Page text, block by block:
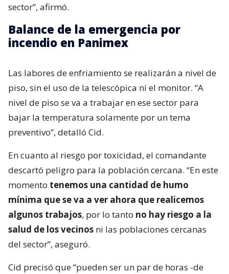
sector”, afirmó.
Balance de la emergencia por
incendio en Panimex
Las labores de enfriamiento se realizarán a nivel de
piso, sin el uso de la telescópica ni el monitor. “A
nivel de piso se va a trabajar en ese sector para
bajar la temperatura solamente por un tema
preventivo”, detalló Cid.
En cuanto al riesgo por toxicidad, el comandante
descartó peligro para la población cercana. “En este
momento tenemos una cantidad de humo
mínima que se va a ver ahora que realicemos
algunos trabajos, por lo tanto no hay riesgo a la
salud de los vecinos ni las poblaciones cercanas
del sector”, aseguró.
Cid precisó que “pueden ser un par de horas -de